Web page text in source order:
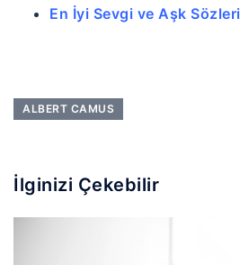
En İyi Sevgi ve Aşk Sözleri
ALBERT CAMUS
İlginizi Çekebilir